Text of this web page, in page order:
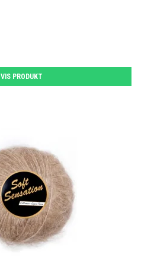
VIS PRODUKT